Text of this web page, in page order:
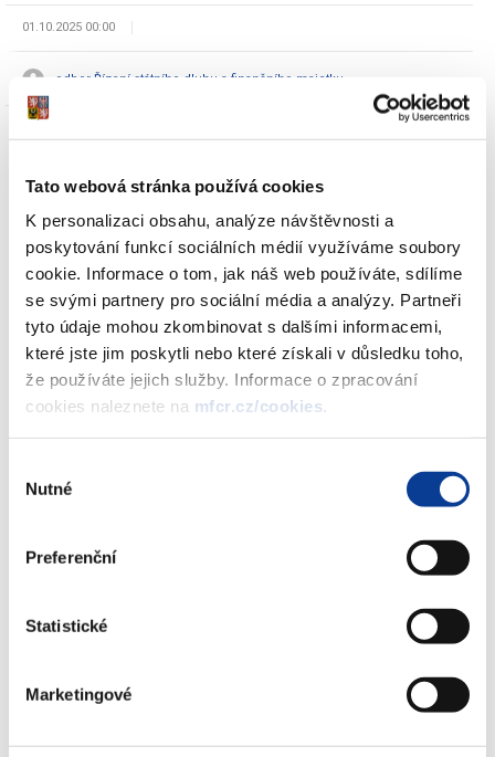
Tato webová stránka používá cookies
K personalizaci obsahu, analýze návštěvnosti a
poskytování funkcí sociálních médií využíváme soubory
cookie. Informace o tom, jak náš web používáte, sdílíme
se svými partnery pro sociální média a analýzy. Partneři
tyto údaje mohou zkombinovat s dalšími informacemi,
které jste jim poskytli nebo které získali v důsledku toho,
že používáte jejich služby. Informace o zpracování
cookies naleznete na mfcr.cz/cookies.
souhlasu
Nutné
Preferenční
Statistické
Marketingové
01.10.2025 00:00
odbor Řízení státního dluhu a finančního majetku
Dokumenty ke stažení
Oznámení Ministerstva financí o
vydání 5. tranše PROTI-INFLAČNÍHO
státního dluhopisu České republiky,
2021-2027 III, formou reinvestice